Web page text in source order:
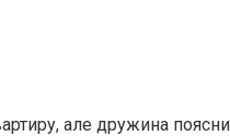
але дружина